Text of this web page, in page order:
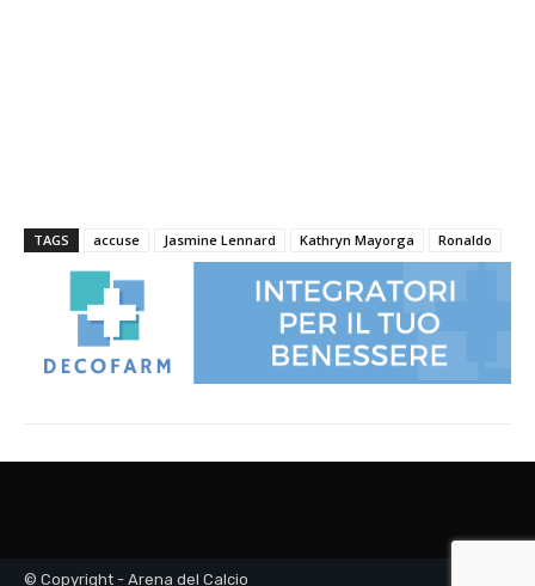
© Copyright - Arena del Calcio